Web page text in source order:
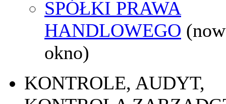
SPÓŁKI PRAWA
HANDLOWEGO
okno)
KONTROLE, AUDYT,